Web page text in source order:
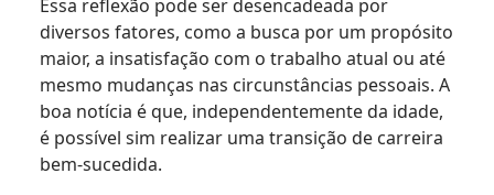
Essa reflexão pode ser desencadeada por
diversos fatores, como a busca por um propósito
maior, a insatisfação com o trabalho atual ou até
mesmo mudanças nas circunstâncias pessoais. A
boa notícia é que, independentemente da idade,
é possível sim realizar uma transição de carreira
bem-sucedida.